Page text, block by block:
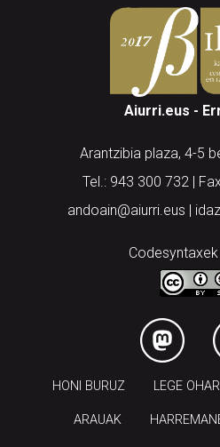
Aiurri.eus -
Arantzibia plaza, 4-5
Tel.: 943 300 732 |
andoain@aiurri.eus |
HONI BURUZ LEGE
ARAUAK